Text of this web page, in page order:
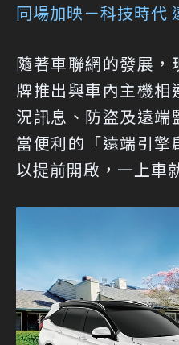
同場加映－科技時代
隨著車聯網的發展，
牌推出與車內主機相
況訊息、防盜及遠端
當便利的「遠端引擎
以提前開啟，一上車